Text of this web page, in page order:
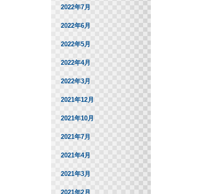
2022年7月
2022年6月
2022年5月
2022年4月
2022年3月
2021年12月
2021年10月
2021年7月
2021年4月
2021年3月
2021年2月